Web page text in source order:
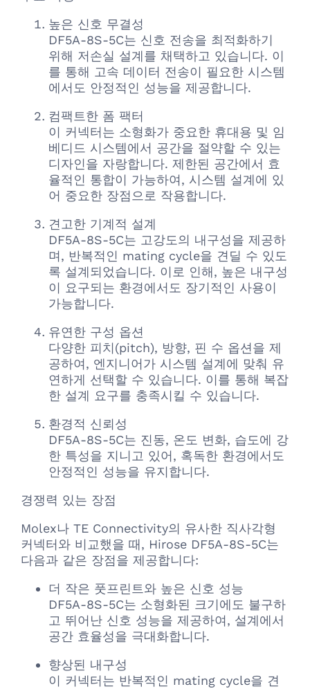
높은 신호 무결성
DF5A-8S-5C는 신호 전송을 최적화하기
위해 저손실 설계를 채택하고 있습니다. 이
를 통해 고속 데이터 전송이 필요한 시스템
에서도 안정적인 성능을 제공합니다.
컴팩트한 폼 팩터
이 커넥터는 소형화가 중요한 휴대용 및 임
베디드 시스템에서 공간을 절약할 수 있는
디자인을 자랑합니다. 제한된 공간에서 효
율적인 통합이 가능하여, 시스템 설계에 있
어 중요한 장점으로 작용합니다.
견고한 기계적 설계
DF5A-8S-5C는 고강도의 내구성을 제공하
며, 반복적인 mating cycle을 견딜 수 있도
록 설계되었습니다. 이로 인해, 높은 내구성
이 요구되는 환경에서도 장기적인 사용이
가능합니다.
유연한 구성 옵션
다양한 피치(pitch), 방향, 핀 수 옵션을 제
공하여, 엔지니어가 시스템 설계에 맞춰 유
연하게 선택할 수 있습니다. 이를 통해 복잡
한 설계 요구를 충족시킬 수 있습니다.
환경적 신뢰성
DF5A-8S-5C는 진동, 온도 변화, 습도에 강
한 특성을 지니고 있어, 혹독한 환경에서도
안정적인 성능을 유지합니다.
경쟁력 있는 장점
Molex나 TE Connectivity의 유사한 직사각형
커넥터와 비교했을 때, Hirose DF5A-8S-5C는
다음과 같은 장점을 제공합니다:
더 작은 풋프린트와 높은 신호 성능
DF5A-8S-5C는 소형화된 크기에도 불구하
고 뛰어난 신호 성능을 제공하여, 설계에서
공간 효율성을 극대화합니다.
향상된 내구성
이 커넥터는 반복적인 mating cycle을 견